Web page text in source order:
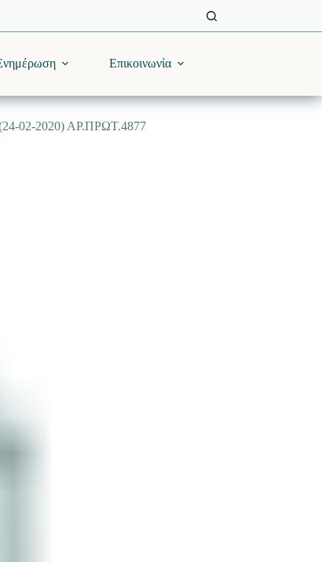
Επικοινωνία
2020) ΑΡ.ΠΡΩΤ.4877